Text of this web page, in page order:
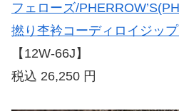
フェローズ/
撚り杢衿コーディロイジッ
【12W-66J】
税込 26,250 円